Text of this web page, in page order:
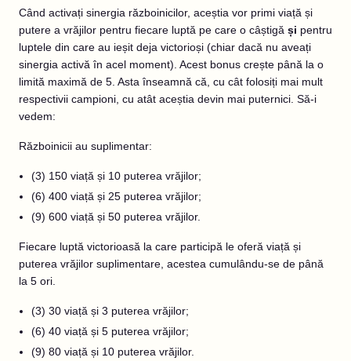
Când activați sinergia războinicilor, aceștia vor primi viață și
putere a vrăjilor pentru fiecare luptă pe care o câștigă și pentru
luptele din care au ieșit deja victorioși (chiar dacă nu aveați
sinergia activă în acel moment). Acest bonus crește până la o
limită maximă de 5. Asta înseamnă că, cu cât folosiți mai mult
respectivii campioni, cu atât aceștia devin mai puternici. Să-i
vedem:
Războinicii au suplimentar:
(3) 150 viață și 10 puterea vrăjilor;
(6) 400 viață și 25 puterea vrăjilor;
(9) 600 viață și 50 puterea vrăjilor.
Fiecare luptă victorioasă la care participă le oferă viață și
puterea vrăjilor suplimentare, acestea cumulându-se de până
la 5 ori.
(3) 30 viață și 3 puterea vrăjilor;
(6) 40 viață și 5 puterea vrăjilor;
(9) 80 viață și 10 puterea vrăjilor.